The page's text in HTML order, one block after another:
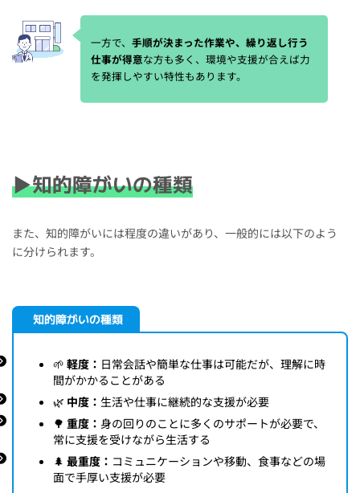
一方で、 手順が決まった作業や、繰り返し行う
仕事が得意な方も多く、環境や支援が合えば力
を発揮しやすい特性もあります。
▶知的障がいの種類
また、知的障がいには程度の違いがあり、一般的には以下のよう
に分けられます。
知的障がいの種類
🌱 軽度： 日常会話や簡単な仕事は可能だが、理解に時
間がかかることがある
🌿 中度： 生活や仕事に継続的な支援が必要
🌳 重度： 身の回りのことに多くのサポートが必要で、
常に支援を受けながら生活する
🌲 最重度： コミュニケーションや移動、食事などの場
面で手厚い支援が必要